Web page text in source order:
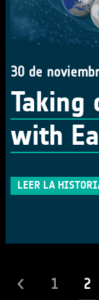
30 de
Taking
with
LEER LA
1 2